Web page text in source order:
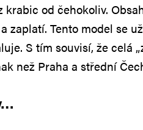
od čehokoliv.
zaplatí. Tento model se
S tím souvisí, že celá
než Praha a střední